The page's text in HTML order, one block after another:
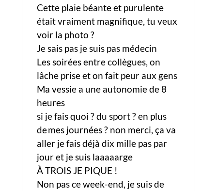
Cette plaie béante et purulente
était vraiment magnifique, tu veux
voir la photo ?
Je sais pas je suis pas médecin
Les soirées entre collègues, on
lâche prise et on fait peur aux gens
Ma vessie a une autonomie de 8
heures
si je fais quoi ? du sport ? en plus
de mes journées ? non merci, ça va
aller je fais déjà dix mille pas par
jour et je suis laaaaarge
À TROIS JE PIQUE !
Non pas ce week-end, je suis de